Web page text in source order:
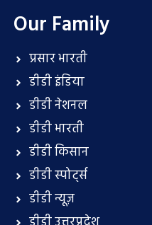
Our Family
प्रसार भारती
डीडी इंडिया
डीडी नेशनल
डीडी भारती
डीडी किसान
डीडी स्पोर्ट्स
डीडी न्यूज़